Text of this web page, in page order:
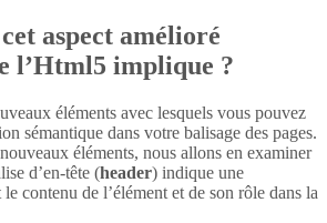
aspect amélioré
l’Html5 implique ?
éléments avec lesquels vous pouvez
sémantique dans votre balisage des pages.
éléments, nous allons en examiner
d’en-tête (header) indique une
contenu de l’élément et de son rôle dans la